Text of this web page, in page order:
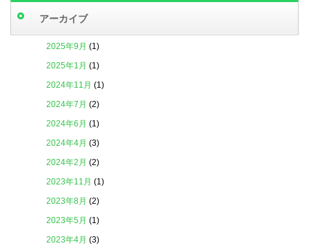
アーカイブ
2025年9月 (1)
2025年1月 (1)
2024年11月 (1)
2024年7月 (2)
2024年6月 (1)
2024年4月 (3)
2024年2月 (2)
2023年11月 (1)
2023年8月 (2)
2023年5月 (1)
2023年4月 (3)